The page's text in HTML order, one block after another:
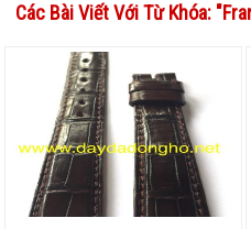
Các Bài Viết Với Từ Khóa: "